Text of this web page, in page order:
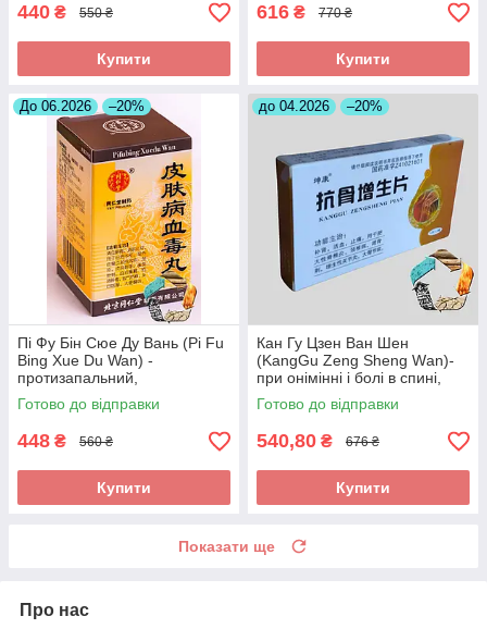
440 ₴ 550 ₴
Купити
616 ₴ 770 ₴
Купити
До 06.2026 –20%
Пі Фу Бін Сюе Ду Вань (Pi Fu
Bing Xue Du Wan) -
протизапальний,
протиалергічний,
протисвербіжний,
антигістамінний
Готово до відправки
448 ₴ 560 ₴
Купити
до 04.2026 –20%
Кан Гу Цзен Ван Шен
(KangGu Zeng Sheng Wаn)-
при онімінні і болі в спині,
остеохондрозі, радикуліті,
протрузії
Готово до відправки
540,80 ₴ 676 ₴
Купити
Показати ще
Про нас